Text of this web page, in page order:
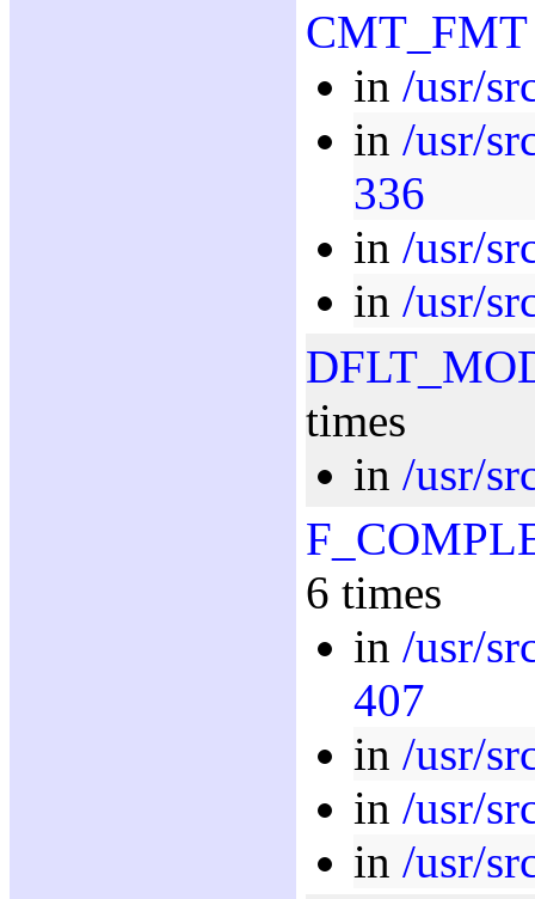
CMT_FMT
in /usr/
in /usr/
336
in /usr/
in /usr/
times
in /usr/
6 times
in /usr/
407
in /usr/
in /usr/
in /usr/